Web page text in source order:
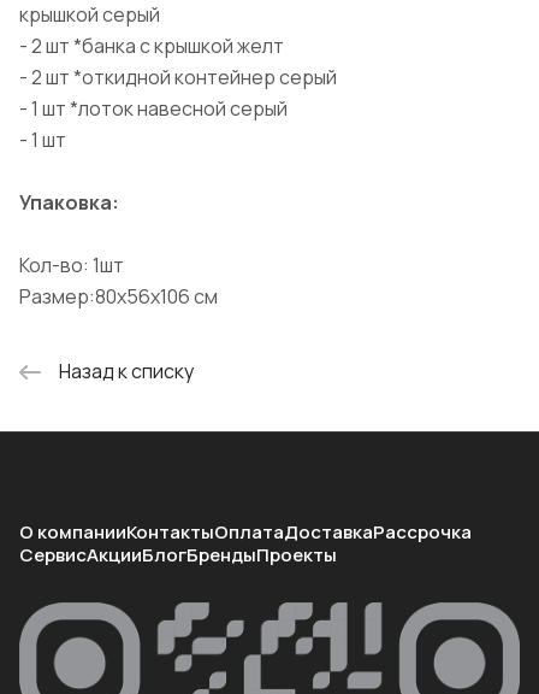
крышкой серый
- 2 шт *банка с крышкой желт
- 2 шт *откидной контейнер серый
- 1 шт *лоток навесной серый
- 1 шт
Упаковка:
Кол-во: 1шт
Размер:80х56х106 см
Назад к списку
О компанииКонтактыОплатаДоставкаРассрочка
СервисАкцииБлогБрендыПроекты